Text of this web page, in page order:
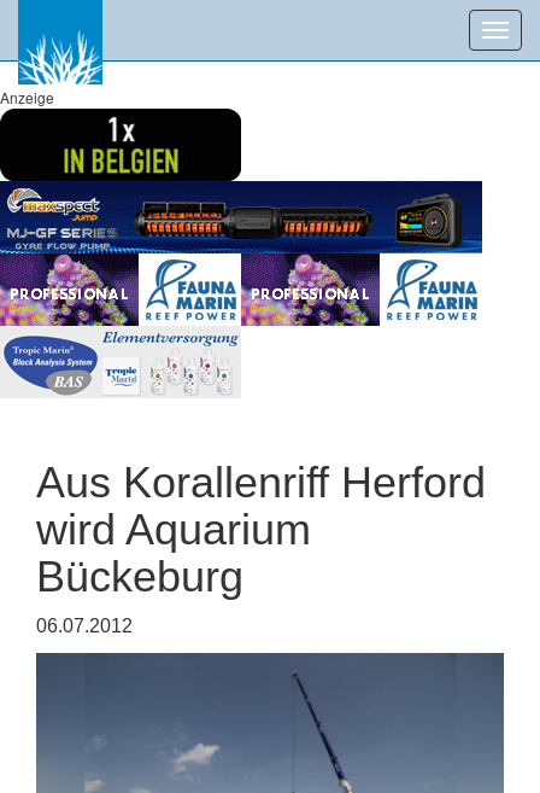
Anzeige
Aus Korallenriff Herford
wird Aquarium
Bückeburg
06.07.2012